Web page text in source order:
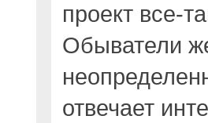
проект все-
Обыватели
отвечает